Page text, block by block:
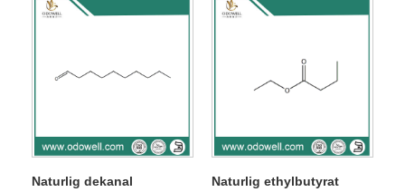
Naturlig dekanal Naturlig ethylbutyrat